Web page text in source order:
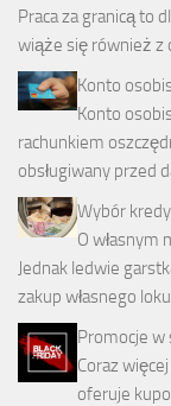
Praca za granicą to
wiąże się również z
Konto
Konto
rachunkiem
obsługiwany przed
Wybór
O własnym
Jednak ledwie
zakup własnego
Promocje w
Coraz
oferuje